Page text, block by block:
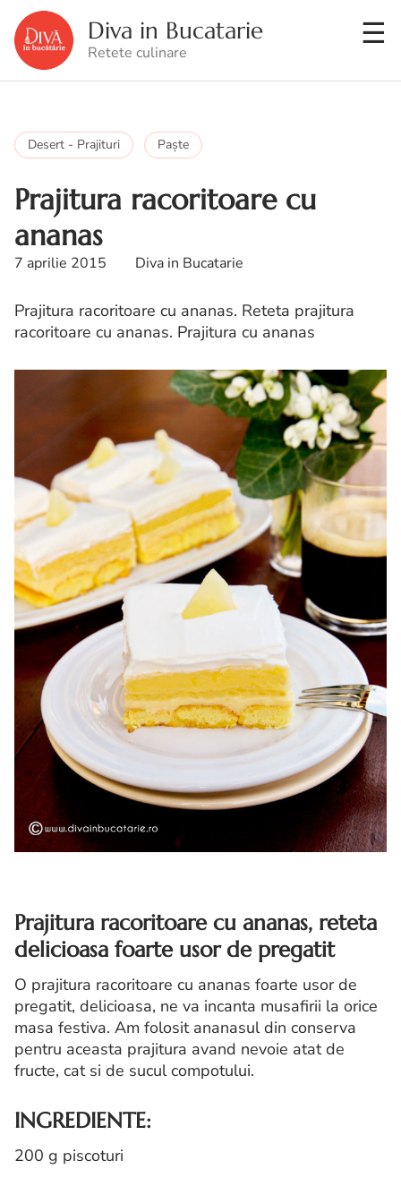
Diva in Bucatarie
Retete culinare
Desert - Prajituri Paşte
Prajitura racoritoare cu
ananas
7 aprilie 2015 Diva in Bucatarie
Prajitura racoritoare cu ananas. Reteta prajitura
racoritoare cu ananas. Prajitura cu ananas
Prajitura racoritoare cu ananas, reteta
delicioasa foarte usor de pregatit
O prajitura racoritoare cu ananas foarte usor de
pregatit, delicioasa, ne va incanta musafirii la orice
masa festiva. Am folosit ananasul din conserva
pentru aceasta prajitura avand nevoie atat de
fructe, cat si de sucul compotului.
INGREDIENTE:
200 g piscoturi